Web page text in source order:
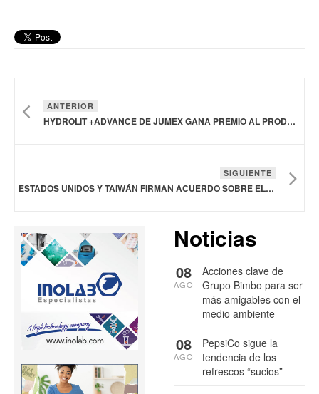
ANTERIOR
HYDROLIT +ADVANCE DE JUMEX GANA PREMIO AL PRODUCTO DEL AÑO 2026 EN ESTADOS UNIDOS
SIGUIENTE
ESTADOS UNIDOS Y TAIWÁN FIRMAN ACUERDO SOBRE EL COMERCIO DE CARNE
Noticias
Acciones clave de
Grupo Bimbo para ser
más amigables con el
medio ambiente
08
AGO
PepsiCo sigue la
tendencia de los
refrescos “sucios”
08
AGO